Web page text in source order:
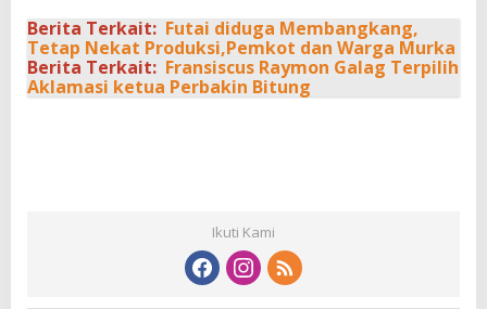
Berita Terkait: Futai diduga Membangkang,
Tetap Nekat Produksi,Pemkot dan Warga Murka
Berita Terkait: Fransiscus Raymon Galag Terpilih
Aklamasi ketua Perbakin Bitung
Ikuti Kami